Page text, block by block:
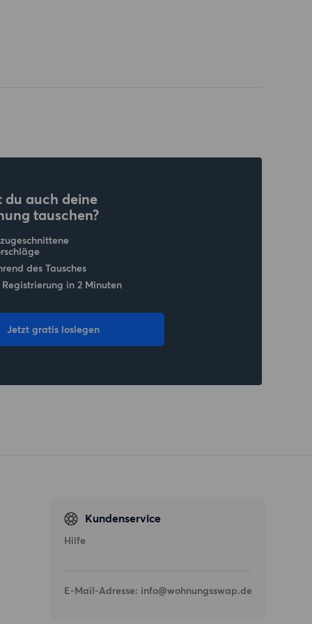
du auch deine
tauschen?
des Tausches
in 2 Minuten
Jetzt gratis loslegen
Kundenservice
Hilfe
E-Mail-Adresse: info@wohnungsswap.de